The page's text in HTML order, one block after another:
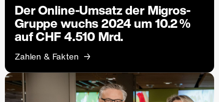
Der Online-Umsatz der Migros-
Gruppe wuchs 2024 um 10.2 %
auf CHF 4.510 Mrd.
Zahlen & Fakten